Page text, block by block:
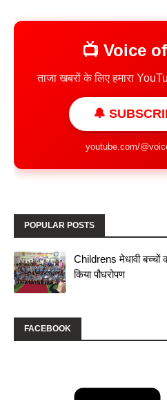
📺 Voice
ताजा खबरों के लिए हमारा
🔔
youtube.com/
POPULAR POSTS
Childrens मेधावी
किया पौधरोपण
FACEBOOK